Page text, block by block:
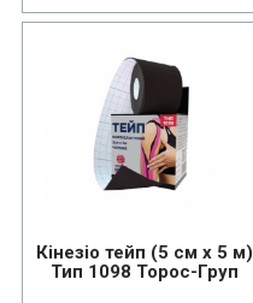
Кінезіо тейп (5 см х 5 м)
Тип 1098 Торос-Груп